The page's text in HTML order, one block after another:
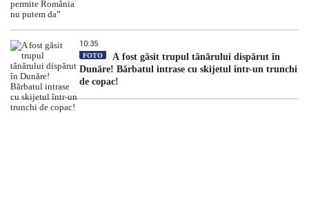
10:35
FOTO
A fost găsit trupul tânărului dispărut în
Dunăre! Bărbatul intrase cu skijetul într-un trunchi
de copac!